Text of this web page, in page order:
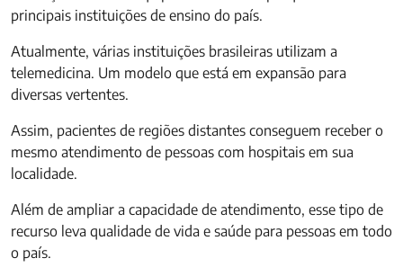
principais instituições de ensino do país.
Atualmente, várias instituições brasileiras utilizam a
telemedicina. Um modelo que está em expansão para
diversas vertentes.
Assim, pacientes de regiões distantes conseguem receber o
mesmo atendimento de pessoas com hospitais em sua
localidade.
Além de ampliar a capacidade de atendimento, esse tipo de
recurso leva qualidade de vida e saúde para pessoas em todo
o país.